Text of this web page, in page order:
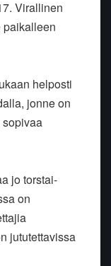
Virallinen
paikalleen
helposti
jonne on
sopivaa
jo torstai-
on
jututettavissa